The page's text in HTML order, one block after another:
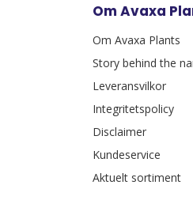
Om Avaxa
Om Avaxa Plants
Story behind the
Leveransvilkor
Integritetspolicy
Disclaimer
Kundeservice
Aktuelt sortiment